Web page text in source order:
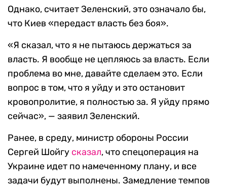
Однако, считает Зеленский, это означало бы,
что Киев «передаст власть без боя».
«Я сказал, что я не пытаюсь держаться за
власть. Я вообще не цепляюсь за власть. Если
проблема во мне, давайте сделаем это. Если
вопрос в том, что я уйду и это остановит
кровопролитие, я полностью за. Я уйду прямо
сейчас», — заявил Зеленский.
Ранее, в среду, министр обороны России
Сергей Шойгу сказал, что спецоперация на
Украине идет по намеченному плану, и все
задачи будут выполнены. Замедление темпов